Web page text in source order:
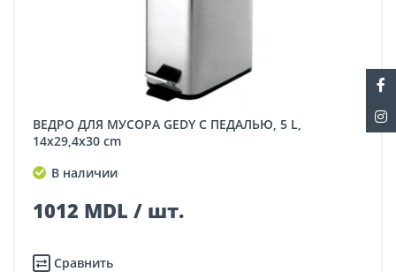
ВЕДРО ДЛЯ МУСОРА GEDY С ПЕДАЛЬЮ, 5 L,
14x29,4x30 cm
В наличии
1012 MDL / шт.
Сравнить